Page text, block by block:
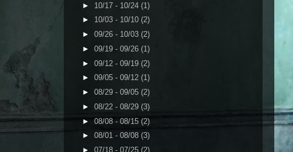
► 10/17 - 10/24 (1)
► 10/03 - 10/10 (2)
► 09/26 - 10/03 (2)
► 09/19 - 09/26 (1)
► 09/12 - 09/19 (2)
► 09/05 - 09/12 (1)
► 08/29 - 09/05 (2)
► 08/22 - 08/29 (3)
► 08/08 - 08/15 (2)
► 08/01 - 08/08 (3)
► 07/18 - 07/25 (2)